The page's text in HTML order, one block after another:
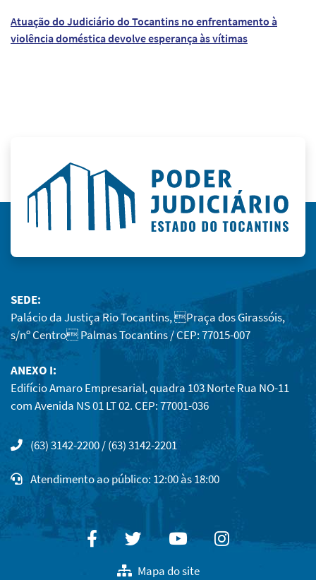
Atuação do Judiciário do Tocantins no enfrentamento à
violência doméstica devolve esperança às vítimas
SEDE:
Palácio da Justiça Rio Tocantins, Praça dos Girassóis,
s/nº Centro Palmas Tocantins / CEP: 77015-007
ANEXO I:
Edifício Amaro Empresarial, quadra 103 Norte Rua NO-11
com Avenida NS 01 LT 02. CEP: 77001-036
(63) 3142-2200 / (63) 3142-2201
Atendimento ao público: 12:00 às 18:00
FacebookTwitterYoutubeInstagram
Mapa do site